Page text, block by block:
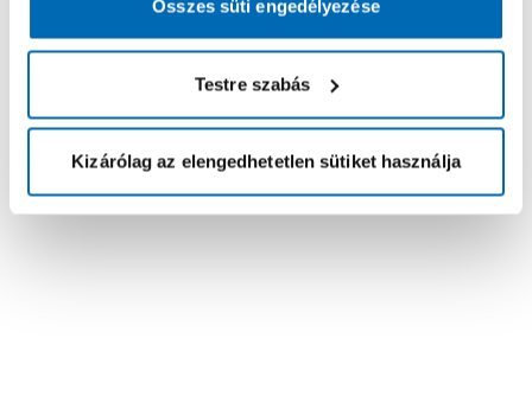
Összes süti engedélyezése
Testre szabás
Kizárólag az elengedhetetlen sütiket használja